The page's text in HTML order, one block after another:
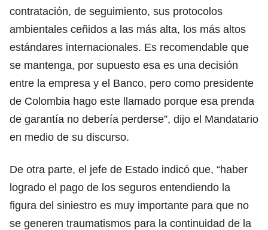
contratación, de seguimiento, sus protocolos
ambientales ceñidos a las más alta, los más altos
estándares internacionales. Es recomendable que
se mantenga, por supuesto esa es una decisión
entre la empresa y el Banco, pero como presidente
de Colombia hago este llamado porque esa prenda
de garantía no debería perderse”, dijo el Mandatario
en medio de su discurso.
De otra parte, el jefe de Estado indicó que, “haber
logrado el pago de los seguros entendiendo la
figura del siniestro es muy importante para que no
se generen traumatismos para la continuidad de la